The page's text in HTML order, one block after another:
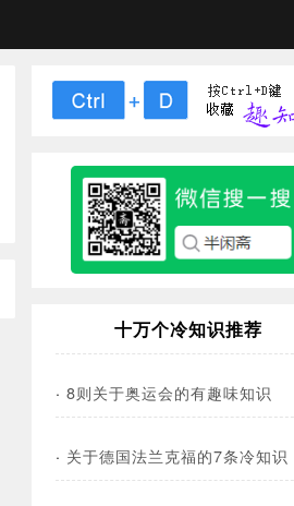
十万个冷知识推荐
· 8则关于奥运会的有趣味知识
· 关于德国法兰克福的7条冷知识